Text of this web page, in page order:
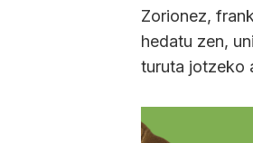
Zorionez,
hedatu zen,
turuta jotzeko